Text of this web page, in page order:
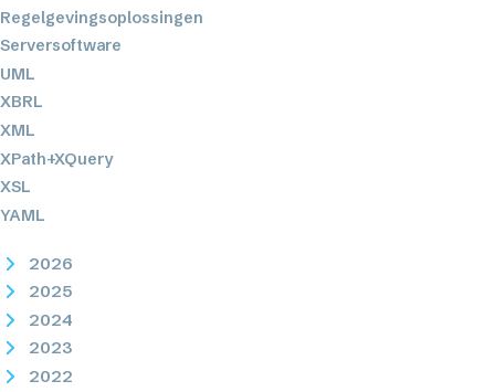
Regelgevingsoplossingen
Serversoftware
UML
XBRL
XML
XPath+XQuery
XSL
YAML
2026
2025
2024
2023
2022